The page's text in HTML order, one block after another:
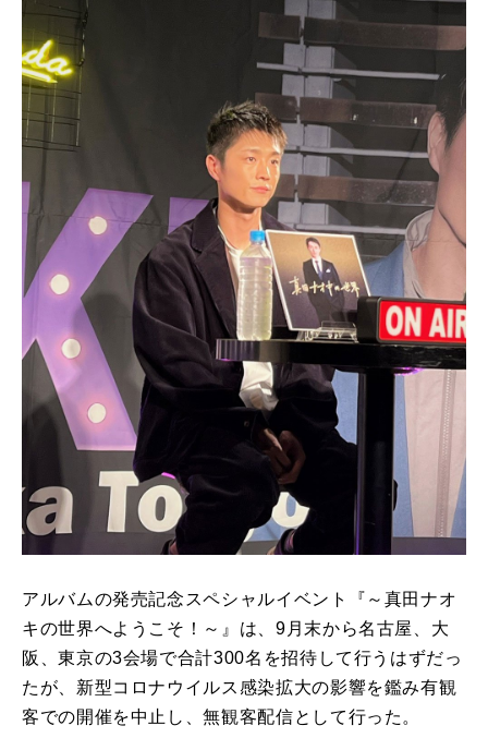
アルバムの発売記念スペシャルイベント『～真田ナオ
キの世界へようこそ！～』は、9月末から名古屋、大
阪、東京の3会場で合計300名を招待して行うはずだっ
たが、新型コロナウイルス感染拡大の影響を鑑み有観
客での開催を中止し、無観客配信として行った。